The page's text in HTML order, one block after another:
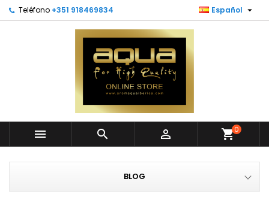
Teléfono +351 918469834 Español 
   shopping_cart0
BLOG